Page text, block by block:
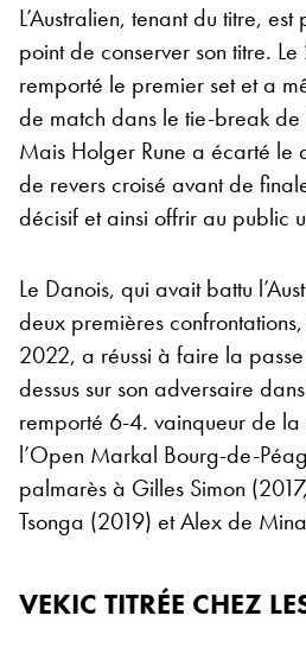
L’Australien, tenant du titre,
point de conserver son titre.
remporté le premier set et a
de match dans le tie-break
Mais Holger Rune a écarté le
de revers croisé avant de
décisif et ainsi offrir au public
Le Danois, qui avait battu
deux premières
2022, a réussi à faire la
dessus sur son adversaire
remporté 6-4. vainqueur de
l’Open Markal Bourg-de-
palmarès à Gilles Simon
Tsonga (2019) et Alex de
VEKIC TITRÉE CHEZ